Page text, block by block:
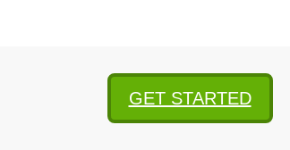
GET STARTED